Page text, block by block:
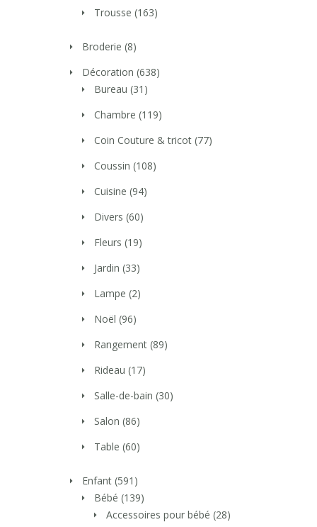
Trousse (163)
Broderie (8)
Décoration (638)
Bureau (31)
Chambre (119)
Coin Couture & tricot (77)
Coussin (108)
Cuisine (94)
Divers (60)
Fleurs (19)
Jardin (33)
Lampe (2)
Noël (96)
Rangement (89)
Rideau (17)
Salle-de-bain (30)
Salon (86)
Table (60)
Enfant (591)
Bébé (139)
Accessoires pour bébé (28)